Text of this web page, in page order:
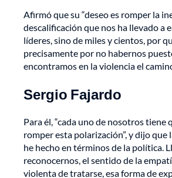
Afirmó que su “deseo es romper la
descalificación que nos ha llevado a
líderes, sino de miles y cientos, por
precisamente por no habernos
encontramos en la violencia el
Sergio Fajardo
Para él, “cada uno de nosotros
romper esta polarización”, y dijo
he hecho en términos de la política.
reconocernos, el sentido de la
violenta de tratarse, esa forma de